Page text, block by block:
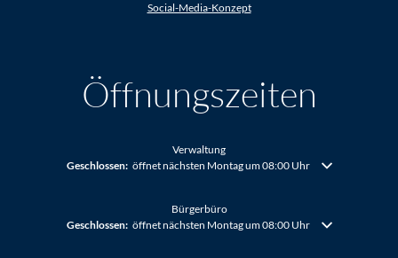
Social-Media-Konzept
Öffnungszeiten
Verwaltung
Klicken, um weitere Öffnungs- oder Schließzeiten auszublenden
Geschlossen: öffnet nächsten Montag um 08:00 Uhr
Bürgerbüro
Klicken, um weitere Öffnungs- oder Schließzeiten auszublenden
Geschlossen: öffnet nächsten Montag um 08:00 Uhr